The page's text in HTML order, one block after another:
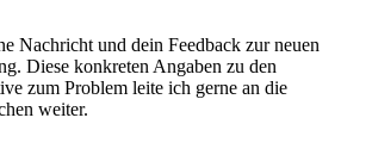
Nachricht und dein Feedback zur neuen
Diese konkreten Angaben zu den
zum Problem leite ich gerne an die
weiter.